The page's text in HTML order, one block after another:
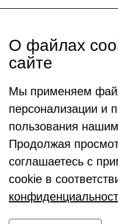
О файлах
сайте
Мы применяем
персонализации и
пользования
Продолжая
соглашаетесь с
cookie в